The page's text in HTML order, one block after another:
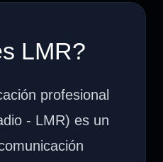
LMR?
profesional
- LMR) es un